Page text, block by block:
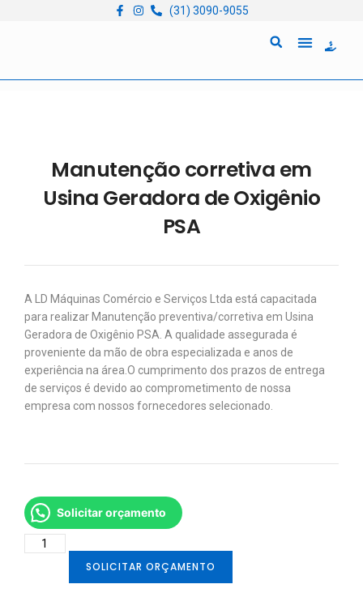
(31) 3090-9055
Manutenção corretiva em
Usina Geradora de Oxigênio
PSA
A LD Máquinas Comércio e Serviços Ltda está capacitada
para realizar Manutenção preventiva/corretiva em Usina
Geradora de Oxigênio PSA. A qualidade assegurada é
proveniente da mão de obra especializada e anos de
experiência na área. ​O cumprimento dos prazos de entrega
de serviços é devido ao comprometimento de nossa
empresa com nossos fornecedores selecionado.
Solicitar orçamento
SOLICITAR ORÇAMENTO